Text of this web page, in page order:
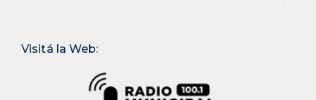
Visitá la Web: